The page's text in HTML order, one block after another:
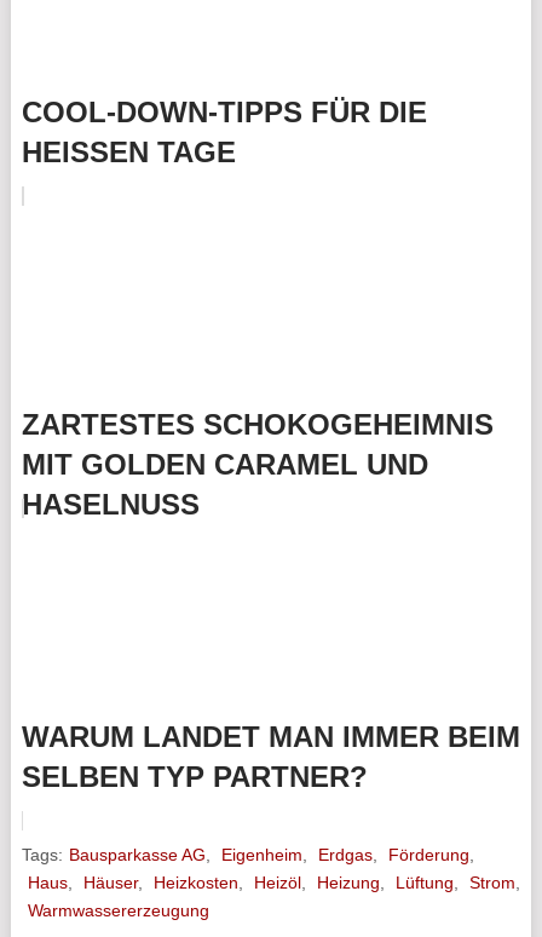
COOL-DOWN-TIPPS FÜR DIE
HEISSEN TAGE
ZARTESTES SCHOKOGEHEIMNIS
MIT GOLDEN CARAMEL UND
HASELNUSS
WARUM LANDET MAN IMMER BEIM
SELBEN TYP PARTNER?
Tags: Bausparkasse AG, Eigenheim, Erdgas, Förderung,
Haus, Häuser, Heizkosten, Heizöl, Heizung, Lüftung, Strom,
Warmwassererzeugung